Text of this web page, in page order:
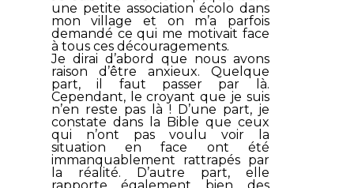
une petite association écolo dans
mon village et on m’a parfois
demandé ce qui me motivait face
à tous ces découragements.
Je dirai d’abord que nous avons
raison d’être anxieux. Quelque
part, il faut passer par là.
Cependant, le croyant que je suis
n’en reste pas là ! D’une part, je
constate dans la Bible que ceux
qui n’ont pas voulu voir la
situation en face ont été
immanquablement rattrapés par
la réalité. D’autre part, elle